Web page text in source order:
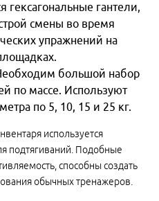
гантели,
смены во время
упражнений на
большой набор
по массе. Используют
по 5, 10, 15 и 25 кг.
используется
подтягиваний. Подобные
способны создать
обычных тренажеров.